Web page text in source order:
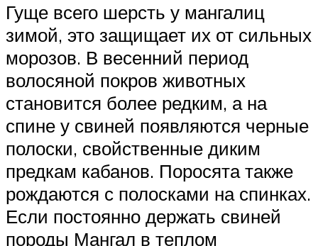
Гуще всего шерсть у мангалиц
зимой, это защищает их от сильных
морозов. В весенний период
волосяной покров животных
становится более редким, а на
спине у свиней появляются черные
полоски, свойственные диким
предкам кабанов. Поросята также
рождаются с полосками на спинках.
Если постоянно держать свиней
породы Мангал в теплом